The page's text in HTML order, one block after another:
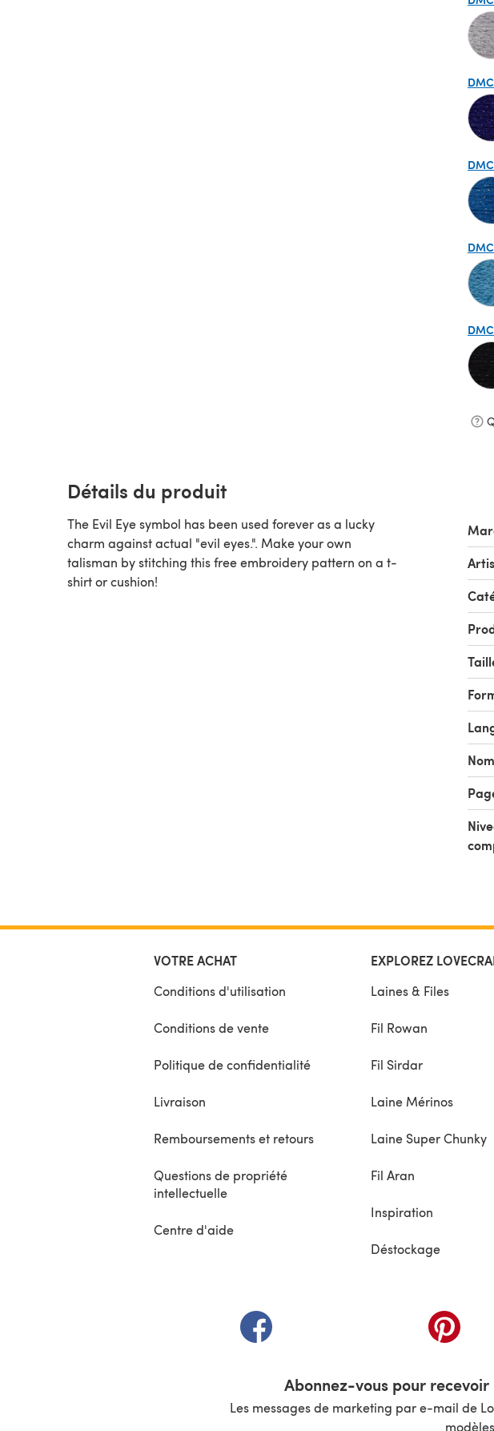
Détails du produit
The Evil Eye symbol has been used forever as a lucky
charm against actual "evil eyes.". Make your own
talisman by stitching this free embroidery pattern on a t-
shirt or cushion!
VOTRE ACHAT
Conditions d'utilisation
Conditions de vente
Politique de confidentialité
Livraison
Remboursements et retours
Questions de propriété
intellectuelle
Centre d'aide
EXPLOREZ
Laines & Files
Fil Rowan
Fil Sirdar
Laine Mérinos
Laine Super Chunky
Fil Aran
Inspiration
Déstockage
(s'ouvre dans un nouvel onglet) (s'ouvre
Abonnez-vous pour
Les messages de marketing par e-mail de